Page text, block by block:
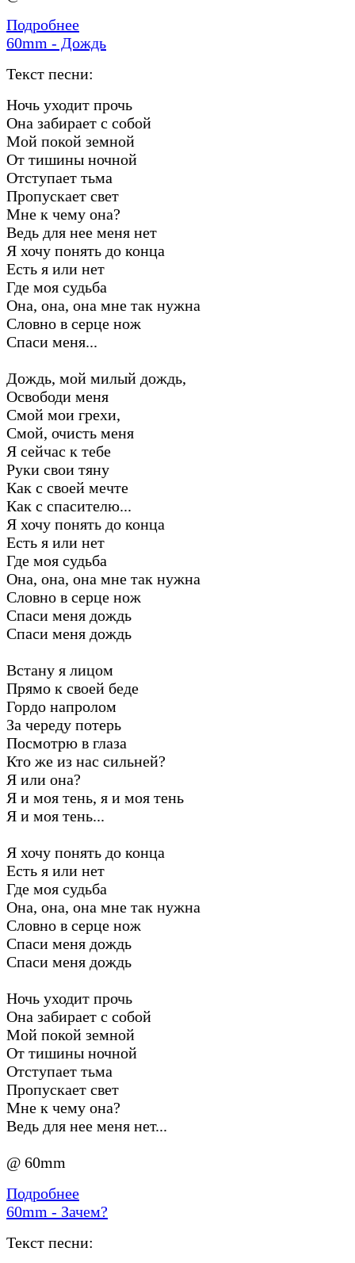
Подробнее
60mm - Дождь
Текст песни:
Ночь уходит прочь
Она забирает с собой
Мой покой земной
От тишины ночной
Отступает тьма
Пропускает свет
Мне к чему она?
Ведь для нее меня нет
Я хочу понять до конца
Есть я или нет
Где моя судьба
Она, она, она мне так нужна
Словно в серце нож
Спаси меня...
Дождь, мой милый дождь,
Освободи меня
Смой мои грехи,
Смой, очисть меня
Я сейчас к тебе
Руки свои тяну
Как с своей мечте
Как с спасителю...
Я хочу понять до конца
Есть я или нет
Где моя судьба
Она, она, она мне так нужна
Словно в серце нож
Спаси меня дождь
Спаси меня дождь
Встану я лицом
Прямо к своей беде
Гордо напролом
За череду потерь
Посмотрю в глаза
Кто же из нас сильней?
Я или она?
Я и моя тень, я и моя тень
Я и моя тень...
Я хочу понять до конца
Есть я или нет
Где моя судьба
Она, она, она мне так нужна
Словно в серце нож
Спаси меня дождь
Спаси меня дождь
Ночь уходит прочь
Она забирает с собой
Мой покой земной
От тишины ночной
Отступает тьма
Пропускает свет
Мне к чему она?
Ведь для нее меня нет...
@ 60mm
Подробнее
60mm - Зачем?
Текст песни: